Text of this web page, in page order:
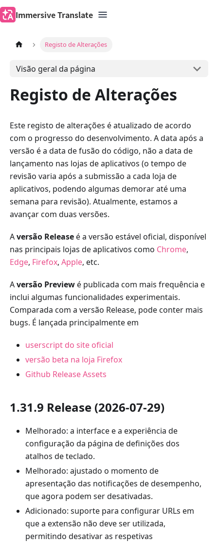
Immersive Translate
Registo de Alterações
Visão geral da página
Registo de Alterações
Este registo de alterações é atualizado de acordo
com o progresso do desenvolvimento. A data após a
versão é a data de fusão do código, não a data de
lançamento nas lojas de aplicativos (o tempo de
revisão varia após a submissão a cada loja de
aplicativos, podendo algumas demorar até uma
semana para revisão). Atualmente, estamos a
avançar com duas versões.
Aversão Releaseé a versão estável oficial, disponível
nas principais lojas de aplicativos como Chrome,
Edge, Firefox, Apple, etc.
Aversão Previewé publicada com mais frequência e
inclui algumas funcionalidades experimentais.
Comparada com a versão Release, pode conter mais
bugs. É lançada principalmente em
userscript do site oficial
versão beta na loja Firefox
Github Release Assets
1.31.9 Release (2026-07-29)
Melhorado: a interface e a experiência de
configuração da página de definições dos
atalhos de teclado.
Melhorado: ajustado o momento de
apresentação das notificações de desempenho,
que agora podem ser desativadas.
Adicionado: suporte para configurar URLs em
que a extensão não deve ser utilizada,
permitindo desativar as respetivas